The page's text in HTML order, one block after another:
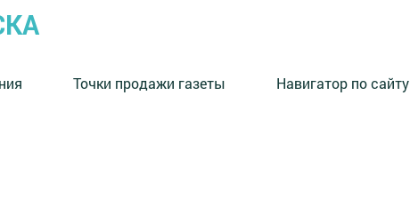
Точки продажи газеты Навигатор по сайту